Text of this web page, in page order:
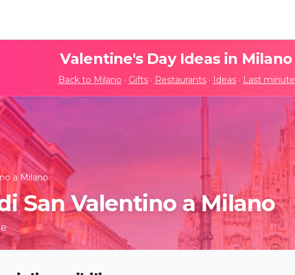
Valentine's Day Ideas in Milano
Back to Milano · Gifts· Restaurants· Ideas· Last minute
a Milano
San Valentino a Milano